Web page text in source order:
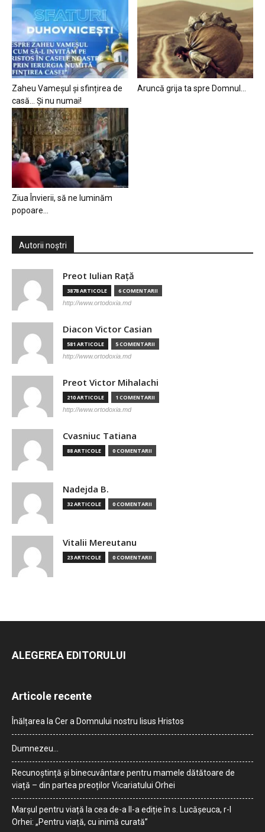
Zaheu Vameșul și sfințirea de
casă… Și nu numai!
Aruncă grija ta spre Domnul…
Ziua Învierii, să ne luminăm
popoare…
Autorii noștri
Preot Iulian Raţă
3878 ARTICOLE 6 COMENTARII
http://www.ortodoxia.md
Diacon Victor Casian
581 ARTICOLE 5 COMENTARII
http://www.ortodoxia.md
Preot Victor Mihalachi
210 ARTICOLE 1 COMENTARII
http://www.ortodoxia.md
Cvasniuc Tatiana
88 ARTICOLE 0 COMENTARII
Nadejda B.
32 ARTICOLE 0 COMENTARII
Vitalii Mereutanu
23 ARTICOLE 0 COMENTARII
ALEGEREA EDITORULUI
Articole recente
Înălțarea la Cer a Domnului nostru Iisus Hristos
Dumnezeu…
Recunoștință și binecuvântare pentru mamele dătătoare de
viață – din partea preoților Vicariatului Orhei
Marșul pentru viață la cea de-a II-a ediție în s. Lucășeuca, r-l
Orhei: „Pentru viață, cu inimă curată”